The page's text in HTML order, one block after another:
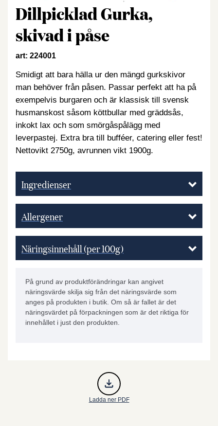
Dillpicklad Gurka,
skivad i påse
art: 224001
Smidigt att bara hälla ur den mängd gurkskivor
man behöver från påsen. Passar perfekt att ha på
exempelvis burgaren och är klassisk till svensk
husmanskost såsom köttbullar med gräddsås,
inkokt lax och som smörgåspålägg med
leverpastej. Extra bra till bufféer, catering eller fest!
Nettovikt 2750g, avrunnen vikt 1900g.
Ingredienser
Allergener
Näringsinnehåll (per 100g)
På grund av produktförändringar kan angivet
näringsvärde skilja sig från det näringsvärde som
anges på produkten i butik. Om så är fallet är det
näringsvärdet på förpackningen som är det riktiga för
innehållet i just den produkten.
Ladda ner PDF